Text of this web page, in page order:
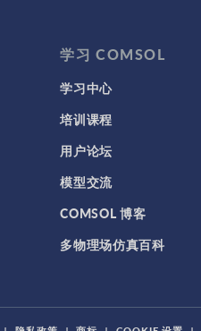
学习 COMSOL
学习中心
培训课程
用户论坛
模型交流
COMSOL 博客
多物理场仿真百科